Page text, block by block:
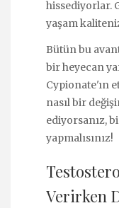
hissediyorlar.
yaşam
Bütün bu
bir heyecan
Cypionate'ın
nasıl bir
ediyorsanız,
yapmalısınız!
Verirken